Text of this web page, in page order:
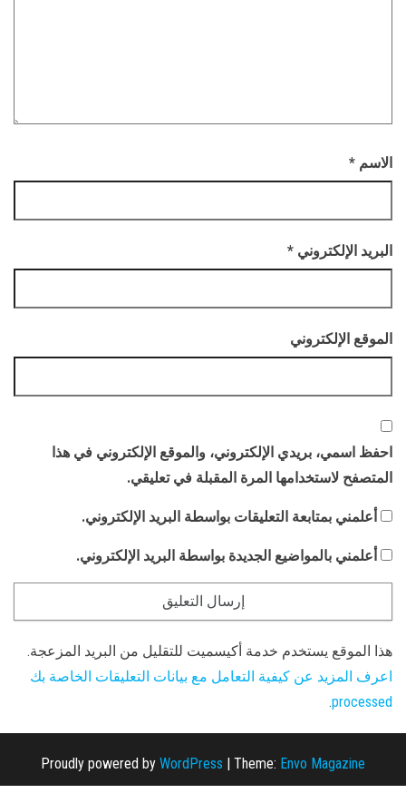
الاسم *
البريد الإلكتروني *
الموقع الإلكتروني
احفظ اسمي، بريدي الإلكتروني، والموقع الإلكتروني في هذا
المتصفح لاستخدامها المرة المقبلة في تعليقي.
أعلمني بمتابعة التعليقات بواسطة البريد الإلكتروني.
أعلمني بالمواضيع الجديدة بواسطة البريد الإلكتروني.
هذا الموقع يستخدم خدمة أكيسميت للتقليل من البريد المزعجة.
اعرف المزيد عن كيفية التعامل مع بيانات التعليقات الخاصة بك
processed
.
Proudly powered by WordPress | Theme: Envo Magazine